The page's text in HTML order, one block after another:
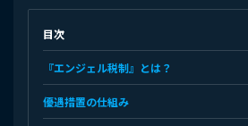
目次
『エンジェル税制』とは？
優遇措置の仕組み